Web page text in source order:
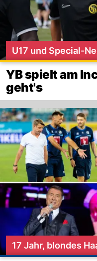
U17 und Special-
YB spielt am
geht's
17 Jahr, blondes